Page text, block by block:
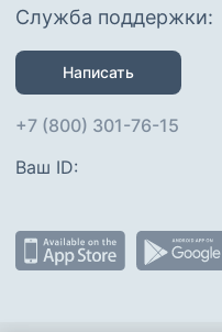
Служба поддержки:
Написать
+7 (800) 301-76-15
Ваш ID: